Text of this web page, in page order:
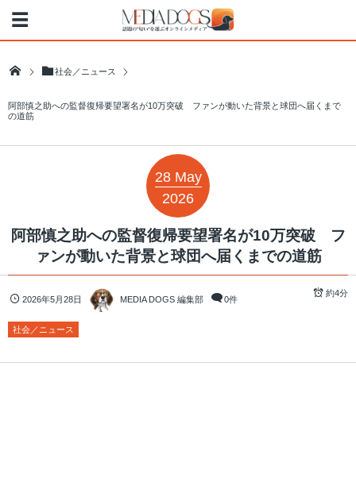
社会／ニュース
阿部慎之助への監督復帰要望署名が10万突破 ファンが動いた背景と球団へ届くまで
の道筋
28 May
2026
阿部慎之助への監督復帰要望署名が10万突破 フ
ァンが動いた背景と球団へ届くまでの道筋
2026年5月28日 MEDIA DOGS 編集部 0件
約4分
社会／ニュース